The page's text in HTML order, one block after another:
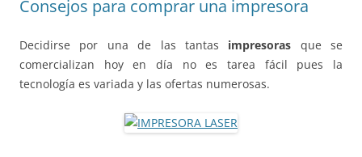
Consejos para comprar una impresora
Decidirse por una de las tantas impresoras que se
comercializan hoy en día no es tarea fácil pues la
tecnología es variada y las ofertas numerosas.